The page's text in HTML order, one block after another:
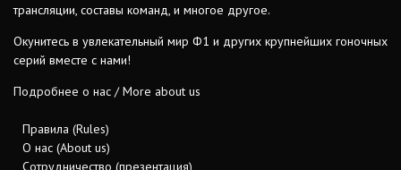
трансляции, составы команд, и многое другое.
Окунитесь в увлекательный мир Ф1 и других крупнейших гоночных
серий вместе с нами!
Подробнее о нас / More about us
Правила (Rules)
О нас (About us)
Сотрудничество (презентация)